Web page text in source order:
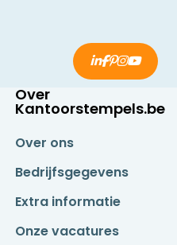
Over
Kantoorstempels.be
Over ons
Bedrijfsgegevens
Extra informatie
Onze vacatures